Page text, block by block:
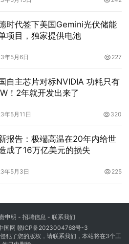
时代签下美国Gemini光伏储能
项目，独家提供电池
年5月6日 227
自主芯片对标NVIDIA 功耗只有
！2年就开发出来了
年5月11日 320
报告：极端高温在20年内给世
成了16万亿美元的损失
年5月3日 225
申明 - 招聘信息 - 联系我们
国网 赣ICP备2023004768号-3
犯了您的版权，请联系我们，本站将在3个工